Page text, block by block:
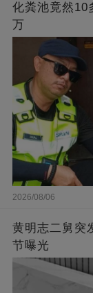
化粪池竟然10
万
2026/08/06
黄明志二舅突
节曝光